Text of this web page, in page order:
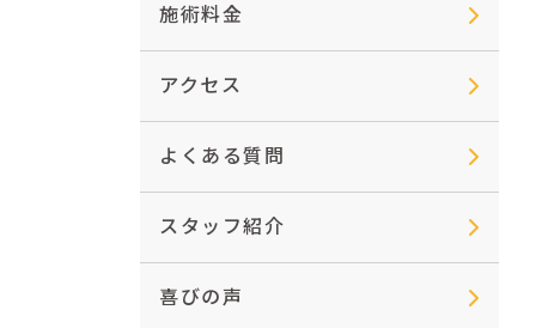
施術料金
アクセス
よくある質問
スタッフ紹介
喜びの声